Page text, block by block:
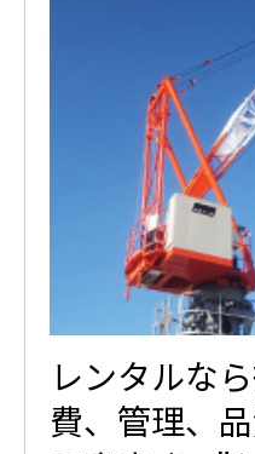
レンタルな
費、管理、